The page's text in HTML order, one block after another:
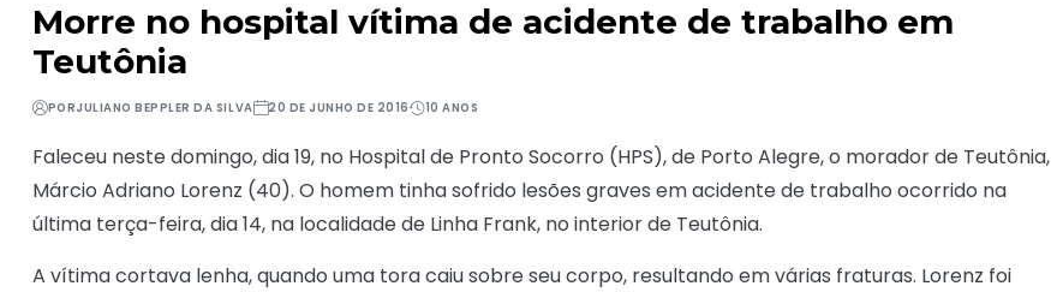
Morre no hospital vítima de acidente de trabalho em
Teutônia
PORJULIANO BEPPLER DA SILVA 20 DE JUNHO DE 2016 10 ANOS
Faleceu neste domingo, dia 19, no Hospital de Pronto Socorro (HPS), de Porto Alegre, o morador de Teutônia,
Márcio Adriano Lorenz (40). O homem tinha sofrido lesões graves em acidente de trabalho ocorrido na
última terça-feira, dia 14, na localidade de Linha Frank, no interior de Teutônia.
A vítima cortava lenha, quando uma tora caiu sobre seu corpo, resultando em várias fraturas. Lorenz foi